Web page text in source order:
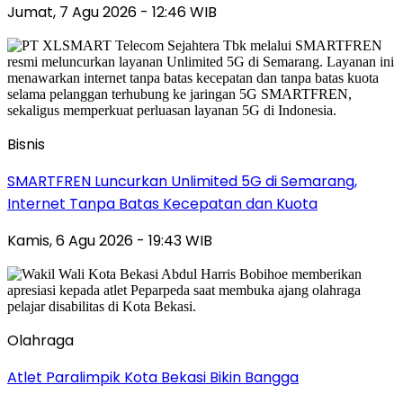
Jumat, 7 Agu 2026 - 12:46 WIB
Bisnis
SMARTFREN Luncurkan Unlimited 5G di Semarang,
Internet Tanpa Batas Kecepatan dan Kuota
Kamis, 6 Agu 2026 - 19:43 WIB
Olahraga
Atlet Paralimpik Kota Bekasi Bikin Bangga